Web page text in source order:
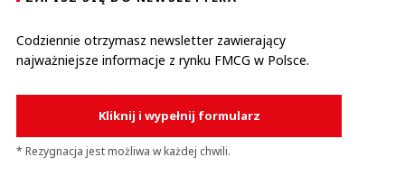
Codziennie otrzymasz newsletter zawierający
najważniejsze informacje z rynku FMCG w Polsce.
Kliknij i wypełnij formularz
* Rezygnacja jest możliwa w każdej chwili.